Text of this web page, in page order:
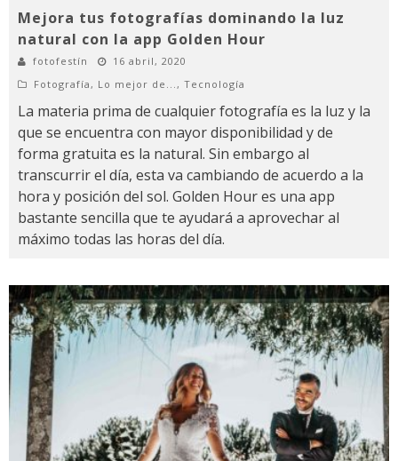
Mejora tus fotografías dominando la luz
natural con la app Golden Hour
fotofestín
16 abril, 2020
Fotografía , Lo mejor de... , Tecnología
La materia prima de cualquier fotografía es la luz y la
que se encuentra con mayor disponibilidad y de
forma gratuita es la natural. Sin embargo al
transcurrir el día, esta va cambiando de acuerdo a la
hora y posición del sol. Golden Hour es una app
bastante sencilla que te ayudará a aprovechar al
máximo todas las horas del día.